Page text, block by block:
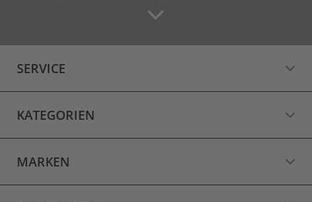
SERVICE
KATEGORIEN
MARKEN